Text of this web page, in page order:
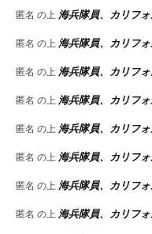
匿名 の上 海兵隊員、カリフ
匿名 の上 海兵隊員、カリフ
匿名 の上 海兵隊員、カリフ
匿名 の上 海兵隊員、カリフ
匿名 の上 海兵隊員、カリフ
匿名 の上 海兵隊員、カリフ
匿名 の上 海兵隊員、カリフ
匿名 の上 海兵隊員、カリフ